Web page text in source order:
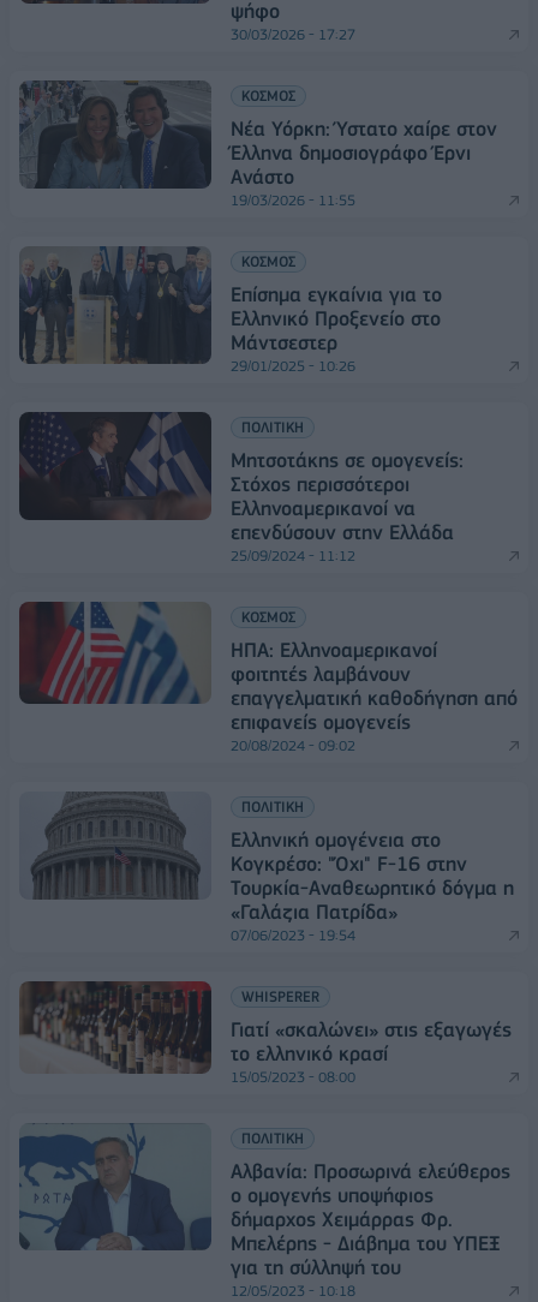
ψήφο
30/03/2026 - 17:27
ΚΟΣΜΟΣ
Νέα Υόρκη: Ύστατο χαίρε στον
Έλληνα δημοσιογράφο Έρνι
Ανάστο
19/03/2026 - 11:55
ΚΟΣΜΟΣ
Επίσημα εγκαίνια για το
Ελληνικό Προξενείο στο
Μάντσεστερ
29/01/2025 - 10:26
ΠΟΛΙΤΙΚΗ
Μητσοτάκης σε ομογενείς:
Στόχος περισσότεροι
Ελληνοαμερικανοί να
επενδύσουν στην Ελλάδα
25/09/2024 - 11:12
ΚΟΣΜΟΣ
ΗΠΑ: Ελληνοαμερικανοί
φοιτητές λαμβάνουν
επαγγελματική καθοδήγηση από
επιφανείς ομογενείς
20/08/2024 - 09:02
ΠΟΛΙΤΙΚΗ
Ελληνική ομογένεια στο
Κογκρέσο: "Όχι" F-16 στην
Τουρκία-Αναθεωρητικό δόγμα η
«Γαλάζια Πατρίδα»
07/06/2023 - 19:54
WHISPERER
Γιατί «σκαλώνει» στις εξαγωγές
το ελληνικό κρασί
15/05/2023 - 08:00
ΠΟΛΙΤΙΚΗ
Αλβανία: Προσωρινά ελεύθερος
ο ομογενής υποψήφιος
δήμαρχος Χειμάρρας Φρ.
Μπελέρης - Διάβημα του ΥΠΕΞ
για τη σύλληψή του
12/05/2023 - 10:18